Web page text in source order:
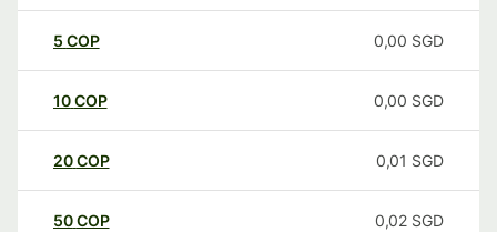
5 COP 0,00 SGD
10COP 0,00 SGD
20COP 0,01 SGD
50COP 0,02 SGD